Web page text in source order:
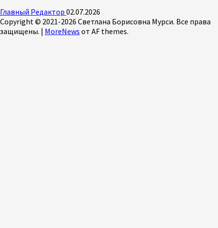
Главный Редактор 02.07.2026
Copyright © 2021-2026 Светлана Борисовна Мурси. Все права
защищены. | MoreNews от AF themes.